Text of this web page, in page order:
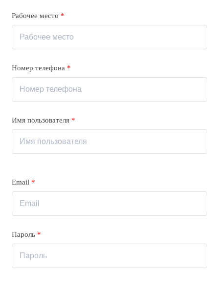
Рабочее место *
Номер телефона *
Имя пользователя *
Email *
Пароль *